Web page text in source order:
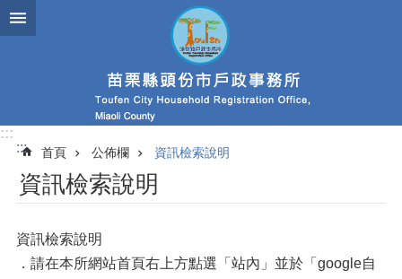
跳到主要內容區塊
:::
:::
首頁 公佈欄 資訊檢索說明
資訊檢索說明
資訊檢索說明
．請在本所網站首頁右上方點選「站內」並於「google自